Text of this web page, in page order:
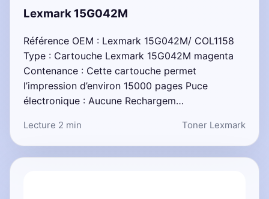
Lexmark 15G042M
Référence OEM : Lexmark 15G042M/ COL1158
Type : Cartouche Lexmark 15G042M magenta
Contenance : Cette cartouche permet
l’impression d’environ 15000 pages Puce
électronique : Aucune Rechargem…
Lecture 2 min Toner Lexmark